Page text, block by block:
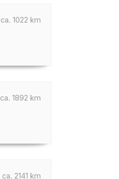
ca. 1022 km
ca. 1892 km
ca. 2141 km